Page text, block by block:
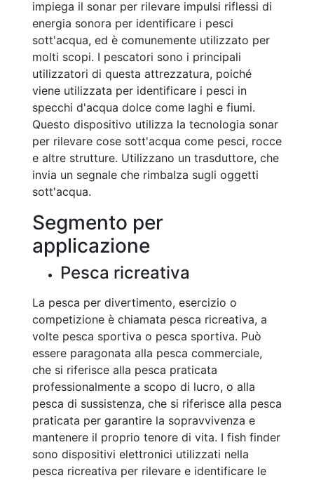
impiega il sonar per rilevare impulsi riflessi di
energia sonora per identificare i pesci
sott'acqua, ed è comunemente utilizzato per
molti scopi. I pescatori sono i principali
utilizzatori di questa attrezzatura, poiché
viene utilizzata per identificare i pesci in
specchi d'acqua dolce come laghi e fiumi.
Questo dispositivo utilizza la tecnologia sonar
per rilevare cose sott'acqua come pesci, rocce
e altre strutture. Utilizzano un trasduttore, che
invia un segnale che rimbalza sugli oggetti
sott'acqua.
Segmento per
applicazione
Pesca ricreativa
La pesca per divertimento, esercizio o
competizione è chiamata pesca ricreativa, a
volte pesca sportiva o pesca sportiva. Può
essere paragonata alla pesca commerciale,
che si riferisce alla pesca praticata
professionalmente a scopo di lucro, o alla
pesca di sussistenza, che si riferisce alla pesca
praticata per garantire la sopravvivenza e
mantenere il proprio tenore di vita. I fish finder
sono dispositivi elettronici utilizzati nella
pesca ricreativa per rilevare e identificare le